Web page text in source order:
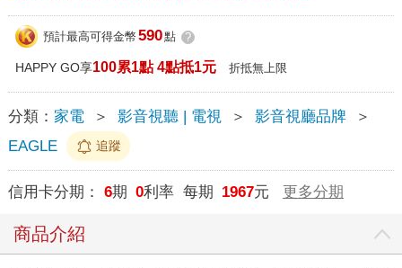
預計最高可得金幣 590點 ?
HAPPY GO享100累1點 4點抵1元 折抵無上限
分類： 家電 ＞ 影音視聽 | 電視 ＞ 影音視廳品牌
＞
EAGLE
追蹤
信用卡分期： 6期 0利率 每期 1967元 更多分期
商品介紹